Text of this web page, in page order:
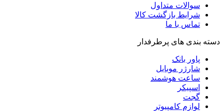
سوالات متداول
شرایط بازگشت کالا
تماس با ما
دسته بندی های پرطرفدار
پاور بانک
شارژر موبایل
ساعت هوشمند
اسپیکر
گجت
لوازم کامپیوتر